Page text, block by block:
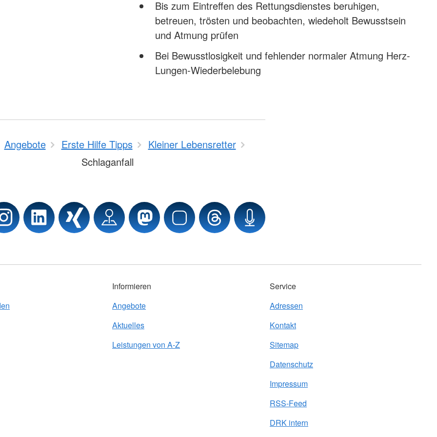
Bis zum Eintreffen des Rettungsdienstes beruhigen,
betreuen, trösten und beobachten, wiedeholt Bewusstsein
und Atmung prüfen
Bei Bewusstlosigkeit und fehlender normaler Atmung Herz-
Lungen-Wiederbelebung
Angebote Erste Hilfe Tipps
Kleiner Lebensretter
Schlaganfall
Informieren
Angebote
Aktuelles
Leistungen von A-Z
Service
Adressen
Kontakt
Sitemap
Datenschutz
Impressum
RSS-Feed
DRK intern